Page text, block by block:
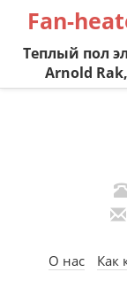
Fan-
Теплый пол
Arnold
О нас Как